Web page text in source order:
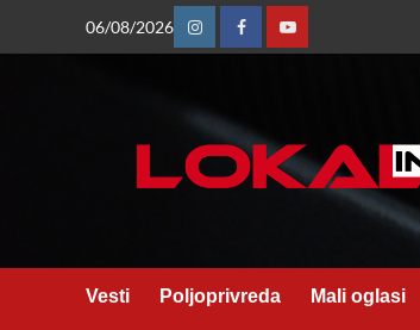
06/08/2026
InstagramFacebookYoutube
Vesti Poljoprivreda Mali oglasi